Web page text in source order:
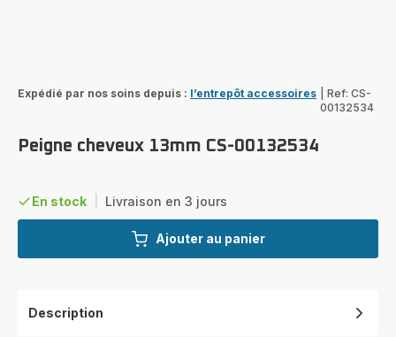
Expédié par nos soins depuis : l’entrepôt accessoires
Ref: CS-
00132534
Peigne cheveux 13mm CS-00132534
En stock Livraison en 3 jours
Ajouter au panier
Description